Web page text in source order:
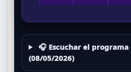
23 24 25
PERRO ZAMURO
🎧 Escuchar el programa
(08/05/2026)